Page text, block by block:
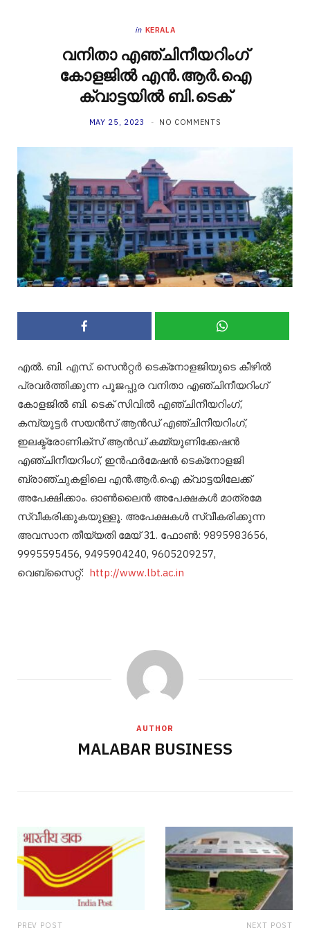
in KERALA
വനിതാ എഞ്ചിനീയറിംഗ്
കോളജിൽ എൻ.ആർ.ഐ
ക്വാട്ടയിൽ ബി.ടെക്
MAY 25, 2023 NO COMMENTS
എൽ. ബി. എസ്. സെൻറ്റർ ടെക്‌നോളജിയുടെ കീഴിൽ
പ്രവർത്തിക്കുന്ന പൂജപ്പുര വനിതാ എഞ്ചിനീയറിംഗ്
കോളജിൽ ബി. ടെക് സിവിൽ എഞ്ചിനീയറിംഗ്,
കമ്പ്യൂട്ടർ സയൻസ് ആൻഡ് എഞ്ചിനീയറിംഗ്,
ഇലക്ട്രോണിക്‌സ് ആൻഡ് കമ്മ്യൂണിക്കേഷൻ
എഞ്ചിനീയറിംഗ്, ഇൻഫർമേഷൻ ടെക്‌നോളജി
ബ്രാഞ്ചുകളിലെ എൻ.ആർ.ഐ ക്വാട്ടയിലേക്ക്
അപേക്ഷിക്കാം. ഓൺലൈൻ അപേക്ഷകൾ മാത്രമേ
സ്വീകരിക്കുകയുള്ളൂ. അപേക്ഷകൾ സ്വീകരിക്കുന്ന
അവസാന തീയ്യതി മേയ് 31. ഫോൺ: 9895983656,
9995595456, 9495904240, 9605209257,
വെബ്സൈറ്റ്: http://www.lbt.ac.in
AUTHOR
MALABAR BUSINESS
PREV POST NEXT POST